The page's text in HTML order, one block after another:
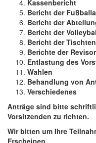
Kassenbericht
Bericht der
Bericht der
Bericht der
Bericht der
Berichte der
Entlastung des
Wahlen
Behandlung von
Verschiedenes
Anträge sind bitte
Vorsitzenden zu richten.
Wir bitten um Ihre